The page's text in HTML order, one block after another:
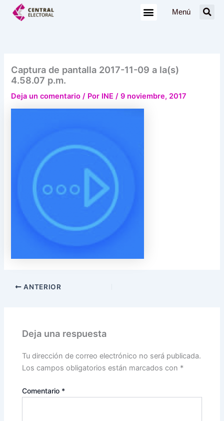
Menú
Captura de pantalla 2017-11-09 a la(s)
4.58.07 p.m.
Deja un comentario / Por INE/9 noviembre, 2017
ANTERIOR
Deja una respuesta
Tu dirección de correo electrónico no será publicada.
Los campos obligatorios están marcados con *
Comentario *